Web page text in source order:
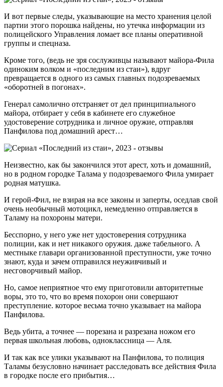
И вот первые следы, указывающие на место хранения целой
партии этого порошка найдены, но утечка информации из
полицейского Управления ломает все планы оперативной
группы и спецназа.
Кроме того, (ведь не зря сослуживцы называют майора-Фила
одиноким волком и «последним из стаи»), вдруг
превращается в одного из самых главных подозреваемых
«оборотней в погонах».
Генерал самолично отстраняет от дел принципиального
майора, отбирает у себя в кабинете его служебное
удостоверение сотрудника и личное оружие, отправляя
Панфилова под домашний арест…
Неизвестно, как бы закончился этот арест, хоть и домашний,
но в родном городке Талама у подозреваемого Фила умирает
родная матушка.
И герой-Фил, не взирая на все законы и заперты, оседлав свой
очень необычный мотоцикл, немедленно отправляется в
Таламу на похороны матери.
Бесспорно, у него уже нет удостоверения сотрудника
полиции, как и нет никакого оружия. даже табельного. А
местныке главари организованной преступности, уже точно
знают, куда и зачем отправился неуживчивый и
несговорчивый майор.
Но, самое неприятное что ему приготовили авторитетные
воры, это то, что во время похорон они совершают
преступление. которое весьма точно указывает на майора
Панфилова.
Ведь убита, а точнее — порезана и разрезана ножом его
первая школьная любовь, одноклассница — Аля.
И так как все улики указывают на Панфилова, то полиция
Таламы безусловно начинает расследовать все действия Фила
в городке после его прибытия…